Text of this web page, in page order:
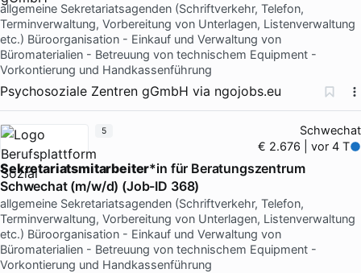
allgemeine Sekretariatsagenden (Schriftverkehr, Telefon,
Terminverwaltung, Vorbereitung von Unterlagen, Listenverwaltung
etc.) Büroorganisation - Einkauf und Verwaltung von
Büromaterialien - Betreuung von technischem Equipment -
Vorkontierung und Handkassenführung
Psychosoziale Zentren gGmbH via ngojobs.eu
Schwechat
€ 2.676 | vor 4 T
Sekretariatsmitarbeiter*in für Beratungszentrum
Schwechat (m/w/d) (Job-ID 368)
allgemeine Sekretariatsagenden (Schriftverkehr, Telefon,
Terminverwaltung, Vorbereitung von Unterlagen, Listenverwaltung
etc.) Büroorganisation - Einkauf und Verwaltung von
Büromaterialien - Betreuung von technischem Equipment -
Vorkontierung und Handkassenführung
5